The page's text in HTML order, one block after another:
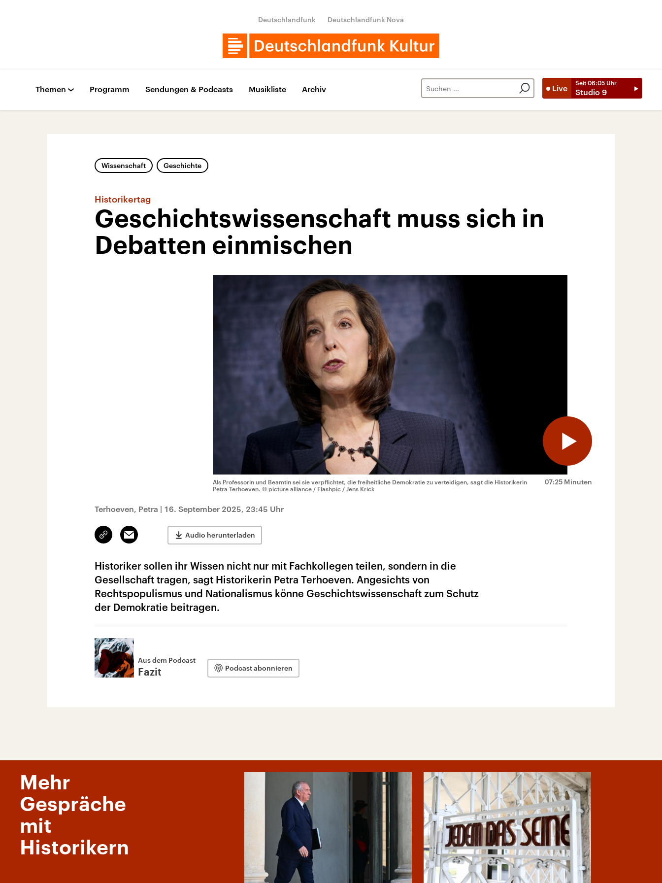
Deutschlandfunk Deutschlandfunk Nova
Live
Seit 06:05 Uhr
Studio 9
Themen Programm Sendungen & Podcasts Musikliste Archiv
Wissenschaft Geschichte
Historikertag
Geschichtswissenschaft muss sich in
Debatten einmischen
07:25 Minuten
Als Professorin und Beamtin sei sie verpflichtet, die freiheitliche Demokratie zu verteidigen, sagt die Historikerin
Petra Terhoeven. © picture alliance / Flashpic / Jens Krick
Terhoeven, Petra | 16. September 2025, 23:45 Uhr
Link
kopieren/teilen
Email Audio herunterladen
Historiker sollen ihr Wissen nicht nur mit Fachkollegen teilen, sondern in die
Gesellschaft tragen, sagt Historikerin Petra Terhoeven. Angesichts von
Rechtspopulismus und Nationalismus könne Geschichtswissenschaft zum Schutz
der Demokratie beitragen.
Aus dem Podcast
Fazit Podcast abonnieren
Mehr
Gespräche
mit
Historikern